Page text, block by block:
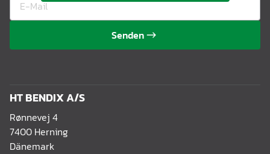
Senden
HT BENDIX A/S
Rønnevej 4
7400 Herning
Dänemark